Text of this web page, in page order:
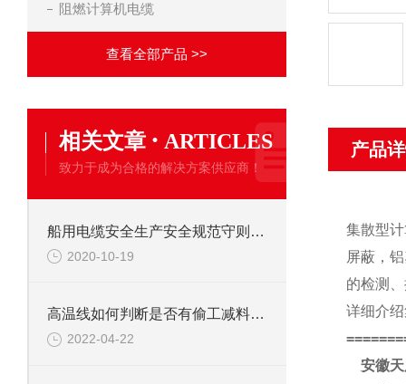
阻燃计算机电缆
查看全部产品 >>
相关文章 · ARTICLES
致力于成为合格的解决方案供应商！
船用电缆安全生产安全规范守则标准
2020-10-19
高温线如何判断是否有偷工减料？储存有哪些注意事项？
2022-04-22
产品
集散型
屏蔽，
的检测
详细介
安徽